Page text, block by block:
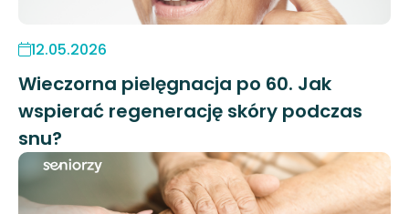
12.05.2026
Wieczorna pielęgnacja po 60. Jak
wspierać regenerację skóry podczas
snu?